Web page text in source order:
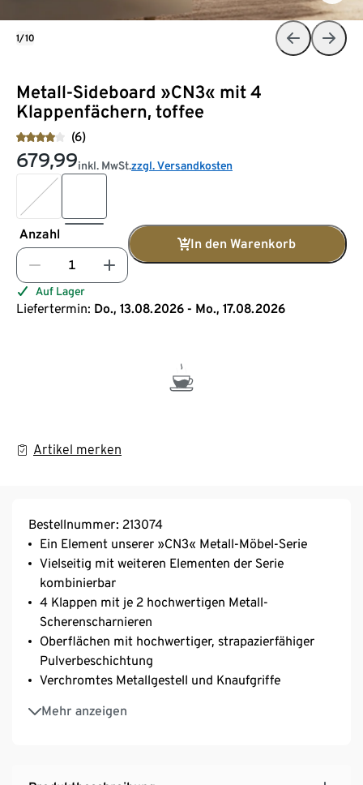
Metall-Sideboard »CN3« mit 4
Klappenfächern, toffee
(6)
679,99inkl. MwSt.zzgl. Versandkosten
Anzahl
In den Warenkorb
Auf Lager
Liefertermin: Do., 13.08.2026 - Mo., 17.08.2026
Artikel merken
1/10
Bestellnummer: 213074
Ein Element unserer »CN3« Metall-Möbel-Serie
Vielseitig mit weiteren Elementen der Serie
kombinierbar
4 Klappen mit je 2 hochwertigen Metall-
Scherenscharnieren
Oberflächen mit hochwertiger, strapazierfähiger
Pulverbeschichtung
Verchromtes Metallgestell und Knaufgriffe
Mehr anzeigen
Inkl. höhenverstellbarer Kunststofffüße – fester
Stand auch auf unebenen Flächen